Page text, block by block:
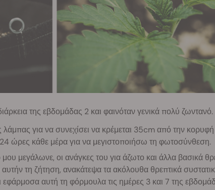
της εβδομάδας 2 και φαινόταν γενικά πολύ ζωντανό.
για να συνεχίσει να κρέμεται 35cm από την
24 ώρες κάθε μέρα για να μεγιστοποιήσω τη φωτοσύνθεση.
μεγάλωνε, οι ανάγκες του για άζωτο και άλλα βασικά
τη ζήτηση, ανακάτεψα τα ακόλουθα θρεπτικά
αυτή τη φόρμουλα τις ημέρες 3 και 7 της